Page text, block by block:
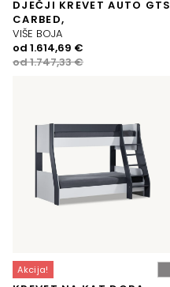
DJEČJI KREVET AUTO GTS
CARBED,
VIŠE BOJA
od1.747,33€
Izvorna
cijena
od 1.614,69 €
Trenutna
cijena
Akcija!